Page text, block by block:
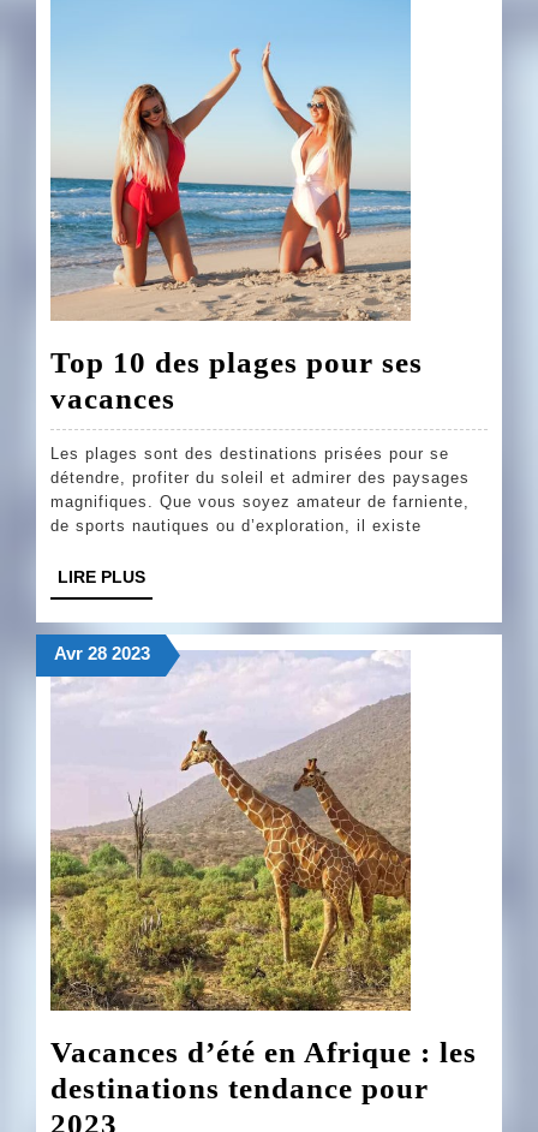
change
tout
Top 10 des plages pour ses
vacances
10
des
plages
pour
Les plages sont des destinations prisées pour se
détendre, profiter du soleil et admirer des paysages
magnifiques. Que vous soyez amateur de farniente,
de sports nautiques ou d’exploration, il existe
LIRE PLUSLIRE
PLUS
Avr28
avril
2828
avril
202328
avril
Vacances d’été en Afrique : les
destinations tendance pour
2023